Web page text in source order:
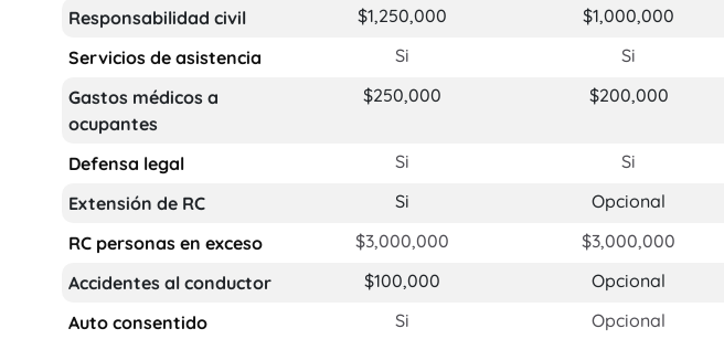
Responsabilidad civil
$1,250,000 $1,000,000
Servicios de asistencia
Si Si
Gastos médicos a
ocupantes
$250,000 $200,000
Defensa legal Si Si
Extensión de RC
Si Opcional
RC personas en exceso
$3,000,000 $3,000,000
Accidentes al conductor
$100,000 Opcional
Auto consentido
Si Opcional